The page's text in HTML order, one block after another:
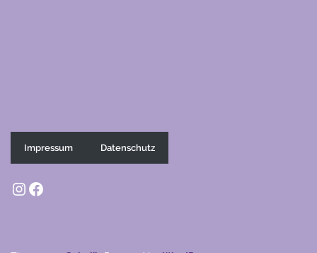
Impressum Datenschutz
Instagram
Facebook